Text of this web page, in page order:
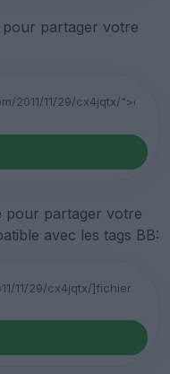
partager votre
pour partager votre
avec les tags BB: